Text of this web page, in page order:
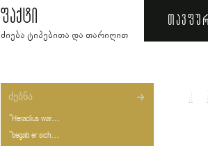
ფაქტი
ძიება ტიპებითა და თარიღით
"Heraclius war...
"begab er sich...